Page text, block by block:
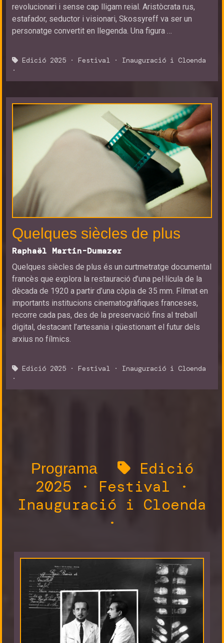
revolucionari i sense cap lligam reial. Aristòcrata rus,
estafador, seductor i visionari, Skossyreff va ser un
personatge convertit en llegenda. Una figura …
Edició 2025 · Festival · Inauguració i Cloenda
·
Quelques siècles de plus
Raphaël Martin-Dumazer
Quelques siècles de plus és un curtmetratge documental
francès que explora la restauració d’una pel·lícula de la
dècada de 1920 a partir d’una còpia de 35 mm. Filmat en
importants institucions cinematogràfiques franceses,
recorre cada pas, des de la preservació fins al treball
digital, destacant l’artesania i qüestionant el futur dels
arxius no fílmics.
Edició 2025 · Festival · Inauguració i Cloenda
·
Programa
Edició
2025 · Festival ·
Inauguració i Cloenda
·